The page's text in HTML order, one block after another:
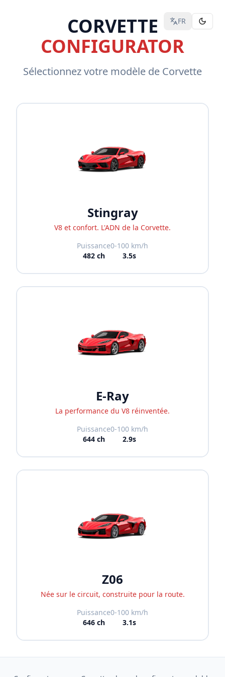
FR
CORVETTE
CONFIGURATOR
Sélectionnez votre modèle de Corvette
Stingray
V8 et confort. L'ADN de la Corvette.
Puissance
482 ch
0-100 km/h
3.5s
E-Ray
La performance du V8 réinventée.
Puissance
644 ch
0-100 km/h
2.9s
Z06
Née sur le circuit, construite pour la route.
Puissance
646 ch
0-100 km/h
3.1s